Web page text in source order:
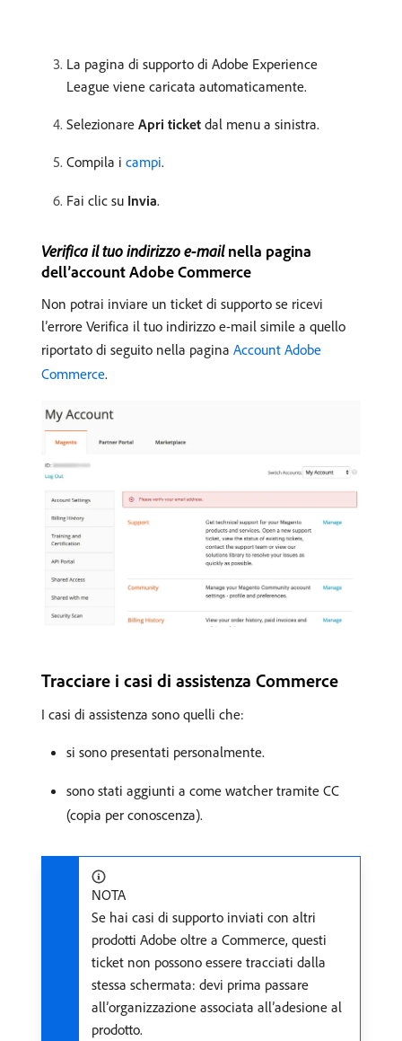
La pagina di supporto di Adobe Experience
League viene caricata automaticamente.
Selezionare Apri ticket dal menu a sinistra.
Compila i campi.
Fai clic su Invia.
Verifica il tuo indirizzo e-mailnella pagina
dell’account Adobe Commerce
Non potrai inviare un ticket di supporto se ricevi
l’errore Verifica il tuo indirizzo e-mail simile a quello
riportato di seguito nella pagina Account Adobe
Commerce.
Tracciare i casi di assistenza Commerce
I casi di assistenza sono quelli che:
si sono presentati personalmente.
sono stati aggiunti a come watcher tramite CC
(copia per conoscenza).
NOTA
Se hai casi di supporto inviati con altri
prodotti Adobe oltre a Commerce, questi
ticket non possono essere tracciati dalla
stessa schermata: devi prima passare
all’organizzazione associata all’adesione al
prodotto.